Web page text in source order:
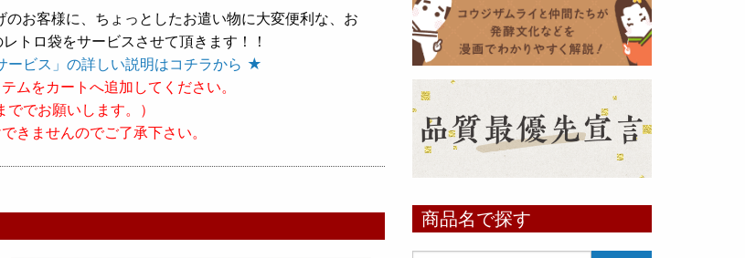
のお客様に、ちょっとしたお遣い物に大変便利な、お
トロ袋をサービスさせて頂きます！！
ービス」の詳しい説明はコチラから ★
ムをカートへ追加してください。
ででお願いします。）
きませんのでご了承下さい。
甘酒 生スティック新発売！
（2025年11月11日）
いめ甘酒 30g』と『オートミー
商品名で探す